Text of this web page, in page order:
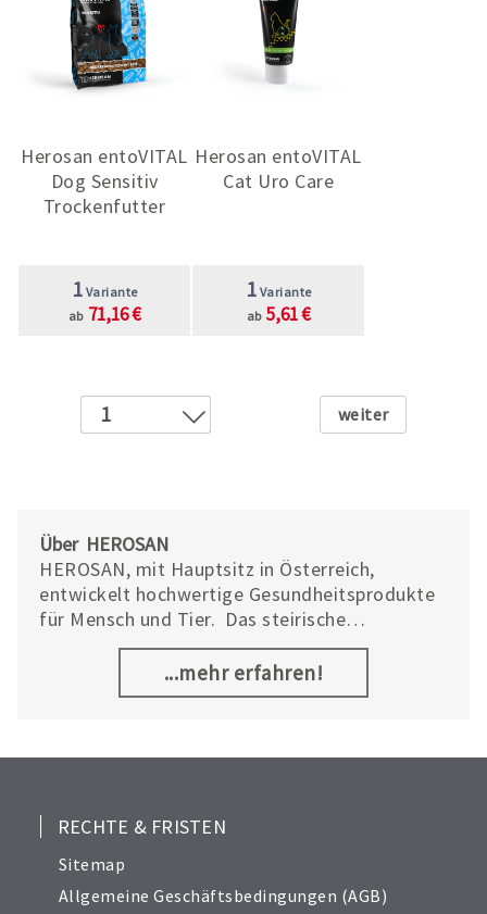
Herosan entoVITAL
Dog Sensitiv
Trockenfutter
1 Variante
ab 71,16 €
Herosan entoVITAL
Cat Uro Care
1 Variante
ab 5,61 €
1
Weiter
Über HEROSAN
HEROSAN, mit Hauptsitz in Österreich,
entwickelt hochwertige Gesundheitsprodukte
für Mensch und Tier. Das steirische
Gesundheits Scale-Up verbindet fachliches
Know-how mit Wissenschaft, um Wohlbefinden
zu fördern. Mit Marken wie entoVITAL und
wie TierärztInnen, um stets bestmögliche
Qualität zu gewährleisten.
...mehr erfahren!
RECHTE & FRISTEN
Sitemap
Allgemeine Geschäftsbedingungen (AGB)